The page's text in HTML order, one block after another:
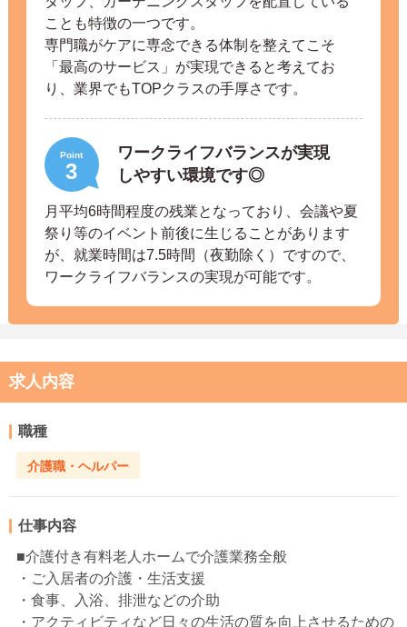
ことも特徴の一つです。
専門職がケアに専念できる体制を整えてこそ
「最高のサービス」が実現できると考えてお
り、業界でもTOPクラスの手厚さです。
Point
3
ワークライフバランスが実現
しやすい環境です◎
月平均6時間程度の残業となっており、会議や夏
祭り等のイベント前後に生じることがあります
が、就業時間は7.5時間（夜勤除く）ですので、
ワークライフバランスの実現が可能です。
求人内容
職種
介護職・ヘルパー
仕事内容
■介護付き有料老人ホームで介護業務全般
・ご入居者の介護・生活支援
・食事、入浴、排泄などの介助
・アクティビティなど日々の生活の質を向上させるための